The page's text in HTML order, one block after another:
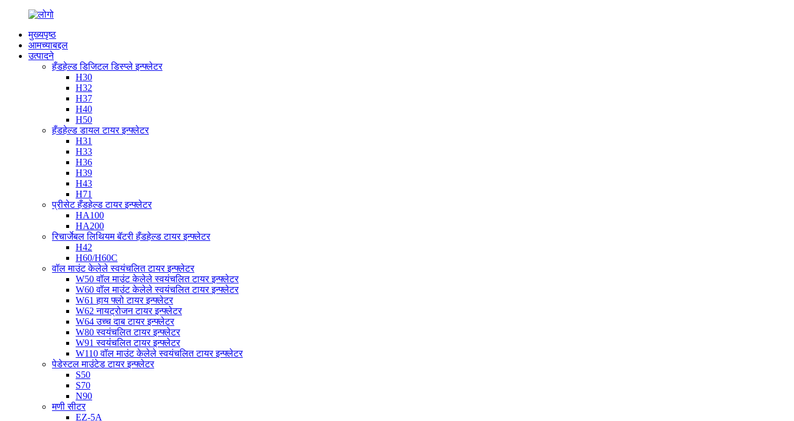
मुख्यपृष्ठ
आमच्याबद्दल
उत्पादने
हँडहेल्ड डिजिटल डिस्प्ले इन्फ्लेटर
H30
H32
H37
H40
H50
हँडहेल्ड डायल टायर इन्फ्लेटर
H31
H33
H36
H39
H43
H71
प्रीसेट हँडहेल्ड टायर इन्फ्लेटर
HA100
HA200
रिचार्जेबल लिथियम बॅटरी हँडहेल्ड टायर इन्फ्लेटर
H42
H60/H60C
वॉल माउंट केलेले स्वयंचलित टायर इन्फ्लेटर
W50 वॉल माउंट केलेले स्वयंचलित टायर इन्फ्लेटर
W60 वॉल माउंट केलेले स्वयंचलित टायर इन्फ्लेटर
W61 हाय फ्लो टायर इन्फ्लेटर
W62 नायट्रोजन टायर इन्फ्लेटर
W64 उच्च दाब टायर इन्फ्लेटर
W80 स्वयंचलित टायर इन्फ्लेटर
W91 स्वयंचलित टायर इन्फ्लेटर
W110 वॉल माउंट केलेले स्वयंचलित टायर इन्फ्लेटर
पेडेस्टल माउंटेड टायर इन्फ्लेटर
S50
S70
N90
मणी सीटर
EZ-5A